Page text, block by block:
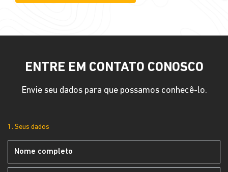
ENTRE EM CONTATO CONOSCO
Envie seu dados para que possamos conhecê-lo.
1. Seus dados